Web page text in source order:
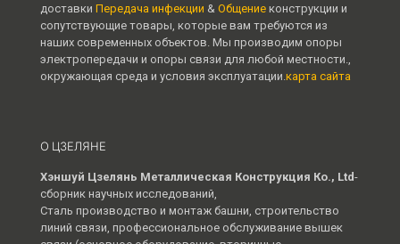
доставки Передача инфекции & Общение конструкции и
сопутствующие товары, которые вам требуются из
наших современных объектов. Мы производим опоры
электропередачи и опоры связи для любой местности.,
окружающая среда и условия эксплуатации. карта сайта
О ЦЗЕЛЯНЕ
Хэншуй Цзелянь Металлическая Конструкция Ко., Ltd-
сборник научных исследований,
Сталь производство и монтаж башни, строительство
линий связи, профессиональное обслуживание вышек